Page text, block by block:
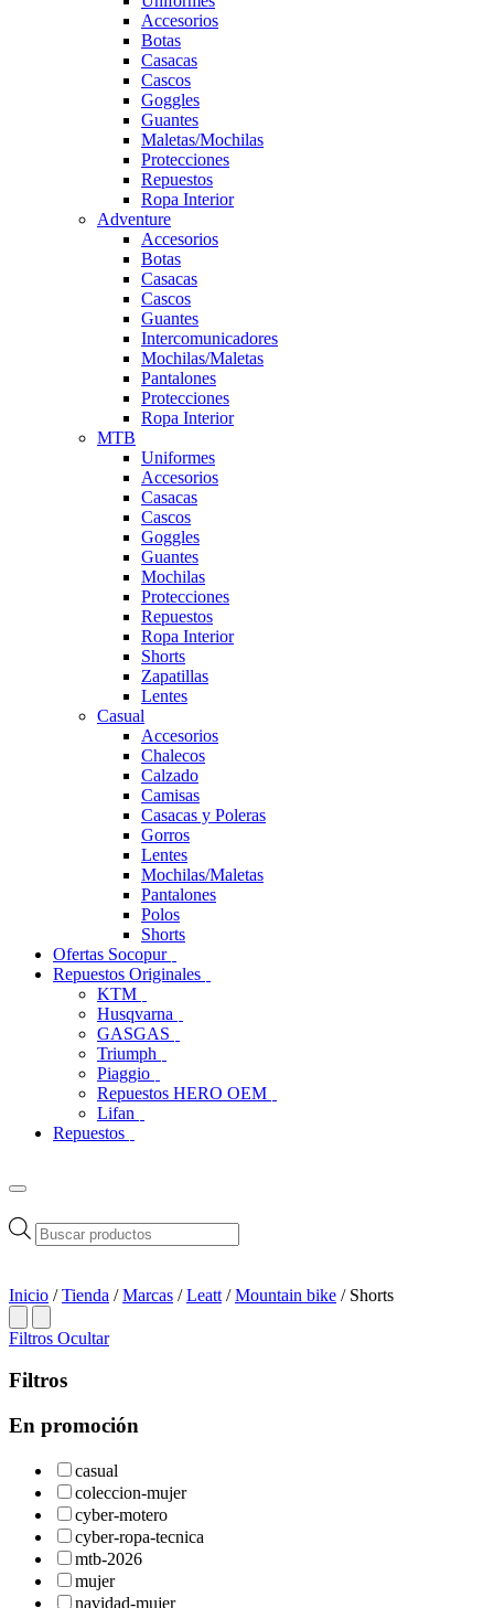
Accesorios
Botas
Casacas
Cascos
Goggles
Guantes
Maletas/Mochilas
Protecciones
Repuestos
Ropa Interior
Adventure
Accesorios
Botas
Casacas
Cascos
Guantes
Intercomunicadores
Mochilas/Maletas
Pantalones
Protecciones
Ropa Interior
MTB
Uniformes
Accesorios
Casacas
Cascos
Goggles
Guantes
Mochilas
Protecciones
Repuestos
Ropa Interior
Shorts
Zapatillas
Lentes
Casual
Accesorios
Chalecos
Calzado
Camisas
Casacas y Poleras
Gorros
Lentes
Mochilas/Maletas
Pantalones
Polos
Shorts
Ofertas Socopur
Repuestos Originales
KTM
Husqvarna
GASGAS
Triumph
Piaggio
Repuestos HERO OEM
Lifan
Repuestos
Búsqueda
de
Inicio /Tienda /Marcas /Leatt /Mountain bike / Shorts
Filtros Ocultar
Filtros
En promoción
casual
coleccion-mujer
cyber-motero
cyber-ropa-tecnica
mtb-2026
mujer
navidad-mujer